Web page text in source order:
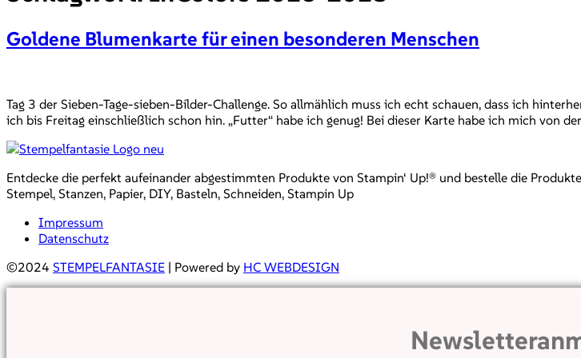
Goldene Blumenkarte für einen besonderen Menschen
Tag 3 der Sieben-Tage-sieben-Bilder-Challenge. So allmählich muss ich echt schauen, dass ich
ich bis Freitag einschließlich schon hin. „Futter“ habe ich genug! Bei dieser Karte habe ich mich von
Entdecke die perfekt aufeinander abgestimmten Produkte von Stampin‘ Up!® und bestelle die
Stempel, Stanzen, Papier, DIY, Basteln, Schneiden, Stampin Up
Impressum
Datenschutz
©2024 STEMPELFANTASIE | Powered by HC WEBDESIGN